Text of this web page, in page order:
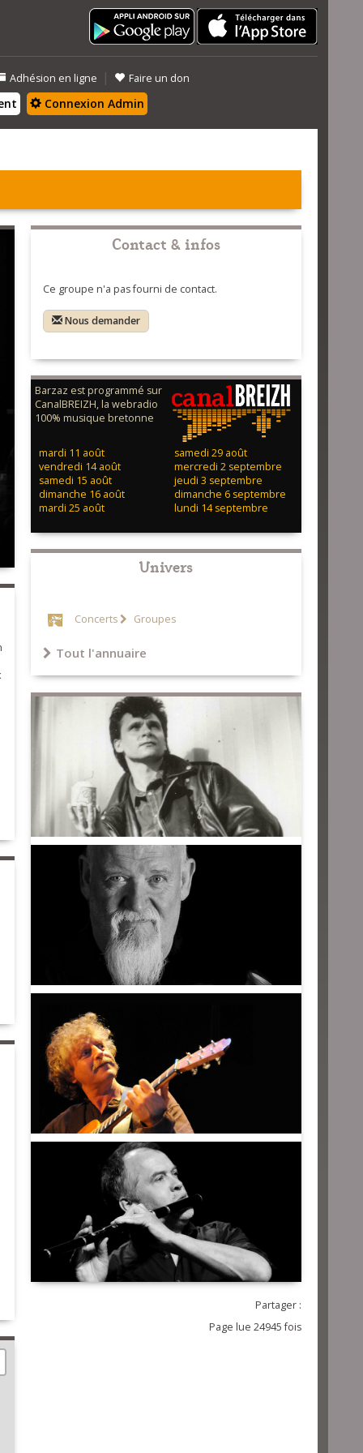
Adhésion en ligne | Faire un don
Connexion Admin
Contact & infos
Ce groupe n'a pas fourni de contact.
Nous demander
Barzaz est programmé sur
CanalBREIZH, la webradio
100% musique bretonne
mardi 11 août
vendredi 14 août
samedi 15 août
dimanche 16 août
mardi 25 août
samedi 29 août
mercredi 2 septembre
jeudi 3 septembre
dimanche 6 septembre
lundi 14 septembre
Univers
Concerts Groupes
Tout l'annuaire
Partager :
Page lue 24945 fois